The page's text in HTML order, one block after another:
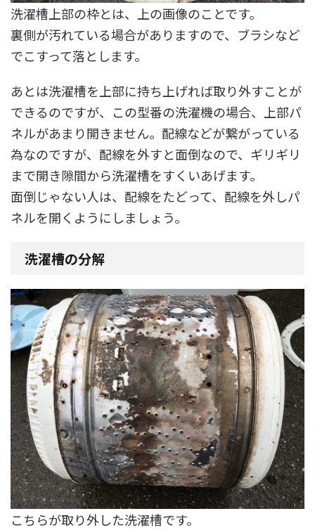
洗濯槽上部の枠とは、上の画像のことです。
裏側が汚れている場合がありますので、ブラシなど
でこすって落とします。
あとは洗濯槽を上部に持ち上げれば取り外すことが
できるのですが、この型番の洗濯機の場合、上部パ
ネルがあまり開きません。配線などが繋がっている
為なのですが、配線を外すと面倒なので、ギリギリ
まで開き隙間から洗濯槽をすくいあげます。
面倒じゃない人は、配線をたどって、配線を外しパ
ネルを開くようにしましょう。
洗濯槽の分解
こちらが取り外した洗濯槽です。